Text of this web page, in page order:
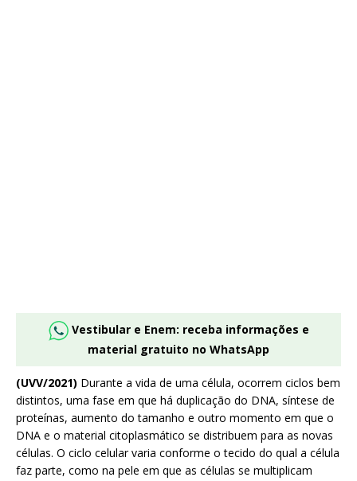
Vestibular e Enem: receba informações e
material gratuito no WhatsApp
(UVV/2021) Durante a vida de uma célula, ocorrem ciclos bem
distintos, uma fase em que há duplicação do DNA, síntese de
proteínas, aumento do tamanho e outro momento em que o
DNA e o material citoplasmático se distribuem para as novas
células. O ciclo celular varia conforme o tecido do qual a célula
faz parte, como na pele em que as células se multiplicam